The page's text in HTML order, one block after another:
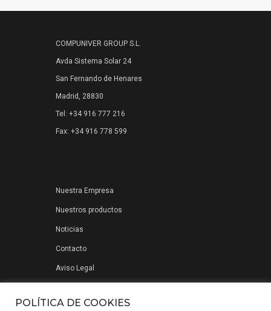
COMPUNIVER GROUP S.L.
Avda Sistema Solar 24
San Fernando de Henares
Madrid, 28830
Tel: +34 916 777 216
Fax: +34 916 778 599
Nuestra Empresa
Nuestros productos
Noticias
Contacto
Aviso Legal
POLÍTICA DE COOKIES